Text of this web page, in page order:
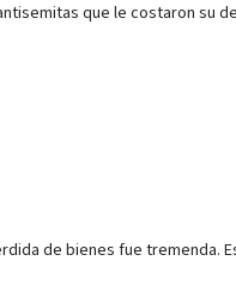
que le costaron su
de bienes fue tremenda.